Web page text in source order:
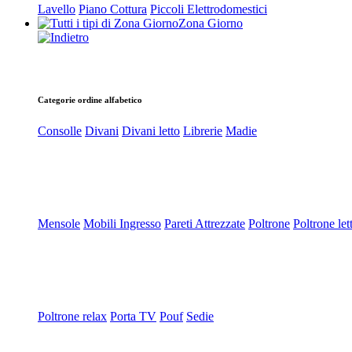
Lavello Piano Cottura Piccoli Elettrodomestici
Zona Giorno
Categorie ordine alfabetico
Consolle Divani Divani letto Librerie Madie
Mensole Mobili Ingresso Pareti Attrezzate Poltrone Poltrone
Poltrone relax Porta TV Pouf Sedie